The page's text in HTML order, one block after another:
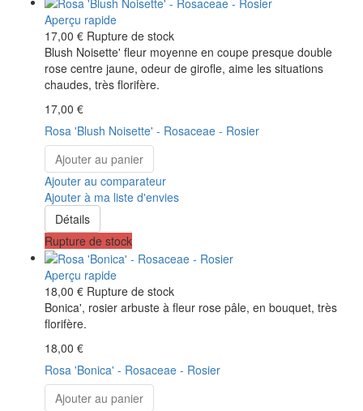
Aperçu rapide
17,00 € Rupture de stock
Blush Noisette' fleur moyenne en coupe presque double
rose centre jaune, odeur de girofle, aime les situations
chaudes, très florifère.
17,00 €
Rosa 'Blush Noisette' - Rosaceae - Rosier
Ajouter au panier
Ajouter au comparateur
Ajouter à ma liste d'envies
Détails
Rupture de stock
Aperçu rapide
18,00 € Rupture de stock
Bonica', rosier arbuste à fleur rose pâle, en bouquet, très
florifère.
18,00 €
Rosa 'Bonica' - Rosaceae - Rosier
Ajouter au panier